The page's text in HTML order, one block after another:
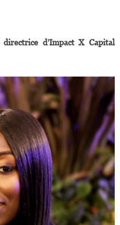
d’Impact X Capital